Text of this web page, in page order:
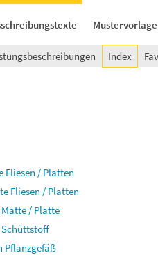
Index
Fliesen / Platten
Fliesen / Platten
/ Platte
Schüttstoff
Pflanzgefäß